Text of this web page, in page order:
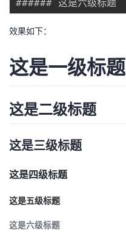
的
客
我
论
坛
的
圈
我
的
我
注
的
开
我
的
我
效果如下：
这是一级标题
这是二级标题
这是三级标题
这是四级标题
这是五级标题
这是六级标题